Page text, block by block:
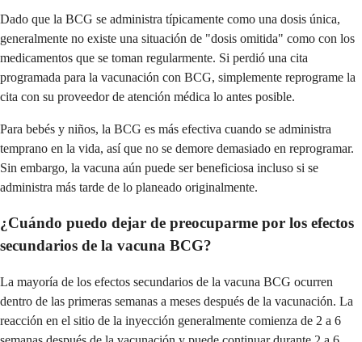
Dado que la BCG se administra típicamente como una dosis única,
generalmente no existe una situación de "dosis omitida" como con los
medicamentos que se toman regularmente. Si perdió una cita
programada para la vacunación con BCG, simplemente reprograme la
cita con su proveedor de atención médica lo antes posible.
Para bebés y niños, la BCG es más efectiva cuando se administra
temprano en la vida, así que no se demore demasiado en reprogramar.
Sin embargo, la vacuna aún puede ser beneficiosa incluso si se
administra más tarde de lo planeado originalmente.
¿Cuándo puedo dejar de preocuparme por los efectos
secundarios de la vacuna BCG?
La mayoría de los efectos secundarios de la vacuna BCG ocurren
dentro de las primeras semanas a meses después de la vacunación. La
reacción en el sitio de la inyección generalmente comienza de 2 a 6